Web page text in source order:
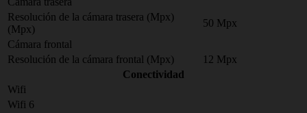
Resolución de la cámara trasera (Mpx)
(Mpx)
50 Mpx
Cámara frontal
Resolución de la cámara frontal (Mpx)
12 Mpx
Conectividad
Wifi
Wifi 6